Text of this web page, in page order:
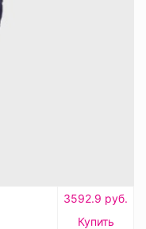
3592.9 руб.
Купить